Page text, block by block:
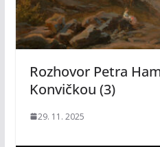
Rozhovor Petra
Konvičkou (3)
29. 11. 2025